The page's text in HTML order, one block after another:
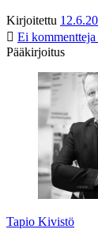
Kirjoitettu
Ei kommentteja
Pääkirjoitus
Tapio Kivistö